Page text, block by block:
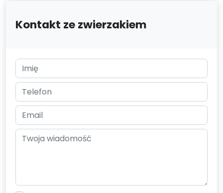
Kontakt ze zwierzakiem